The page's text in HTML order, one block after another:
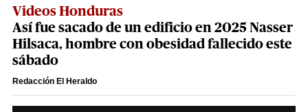
Videos Honduras
Así fue sacado de un edificio en 2025 Nasser
Hilsaca, hombre con obesidad fallecido este
sábado
Redacción El Heraldo